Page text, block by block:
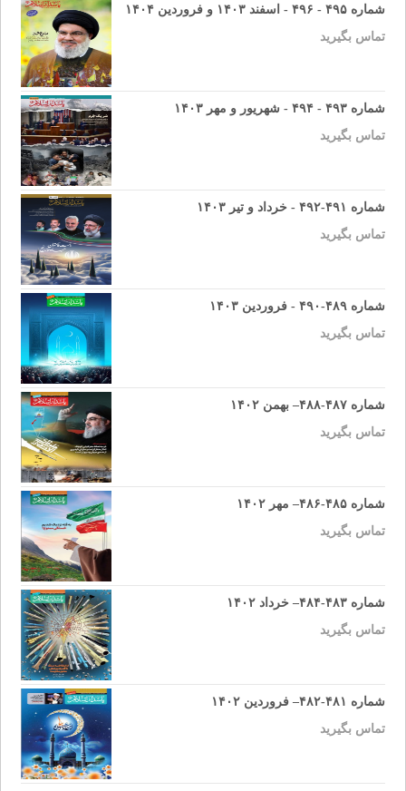
شماره ۴۹۵ - ۴۹۶ - اسفند ۱۴۰۳ و فروردین ۱۴۰۴
تماس بگیرید
شماره ۴۹۳ - ۴۹۴ - شهریور و مهر ۱۴۰۳
تماس بگیرید
شماره ۴۹۱-۴۹۲ - خرداد و تیر ۱۴۰۳
تماس بگیرید
شماره ۴۸۹-۴۹۰ - فروردین ۱۴۰۳
تماس بگیرید
شماره ۴۸۷-۴۸۸– بهمن ۱۴۰۲
تماس بگیرید
شماره ۴۸۵-۴۸۶– مهر ۱۴۰۲
تماس بگیرید
شماره ۴۸۳-۴۸۴– خرداد ۱۴۰۲
تماس بگیرید
شماره ۴۸۱-۴۸۲– فروردین ۱۴۰۲
تماس بگیرید